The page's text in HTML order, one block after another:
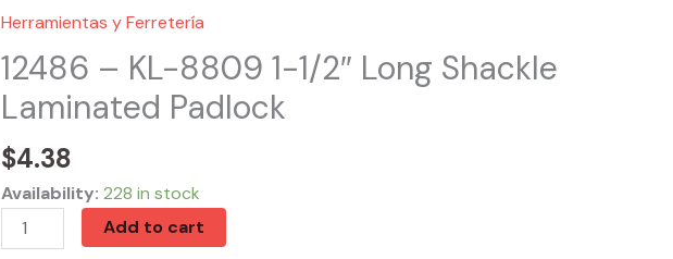
Herramientas y Ferretería
12486 – KL-8809 1-1/2″ Long Shackle
Laminated Padlock
$4.38
Availability: 228 in stock
KL-
1-
1/2"
Shackle
Laminated
Padlock
quantity
Add to cart